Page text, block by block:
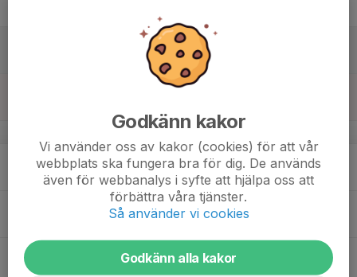
v.34
Tisdagsträning LVG-Motion
20
Ons
LVG Mål för nästa år
Godkänn kakor
Vi använder oss av kakor (cookies) för att vår
webbplats ska fungera bra för dig. De används
även för webbanalys i syfte att hjälpa oss att
förbättra våra tjänster.
Så använder vi cookies
Godkänn alla kakor